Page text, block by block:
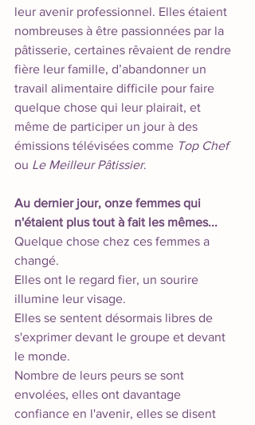
leur avenir professionnel. Elles étaient
nombreuses à être passionnées par la
pâtisserie, certaines rêvaient de rendre
fière leur famille, d’abandonner un
travail alimentaire difficile pour faire
quelque chose qui leur plairait, et
même de participer un jour à des
émissions télévisées comme Top Chef
ou Le Meilleur Pâtissier.
Au dernier jour, onze femmes qui
n'étaient plus tout à fait les mêmes...
Quelque chose chez ces femmes a
changé.
Elles ont le regard fier, un sourire
illumine leur visage.
Elles se sentent désormais libres de
s'exprimer devant le groupe et devant
le monde.
Nombre de leurs peurs se sont
envolées, elles ont davantage
confiance en l'avenir, elles se disent